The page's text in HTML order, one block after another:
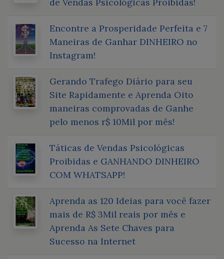
Encontre a Prosperidade Perfeita e 7
Maneiras de Ganhar DINHEIRO no
Instagram!
Gerando Trafego Diário para seu
Site Rapidamente e Aprenda Oito
maneiras comprovadas de Ganhe
pelo menos r$ 10Mil por mês!
Táticas de Vendas Psicológicas
Proibidas e GANHANDO DINHEIRO
COM WHATSAPP!
Aprenda as 120 Ideias para você fazer
mais de R$ 3Mil reais por mês e
Aprenda As Sete Chaves para
Sucesso na Internet